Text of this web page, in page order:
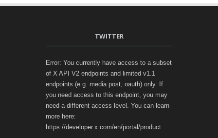
TWITTER
Error: You currently have access to a subset
of X API V2 endpoints and limited v1.1
endpoints (e.g. media post, oauth) only. If
you need access to this endpoint, you may
need a different access level. You can learn
more here:
https://developer.x.com/en/portal/product